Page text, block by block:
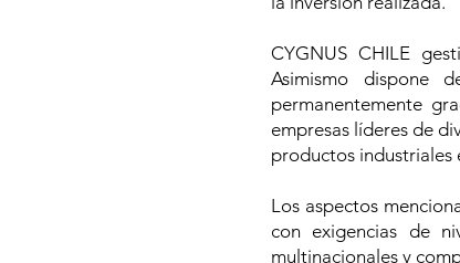
CYGNUS CHILE
Asimismo dispone
permanentemente
empresas líderes de
productos industriales
Los aspectos
con exigencias de
multinacionales y